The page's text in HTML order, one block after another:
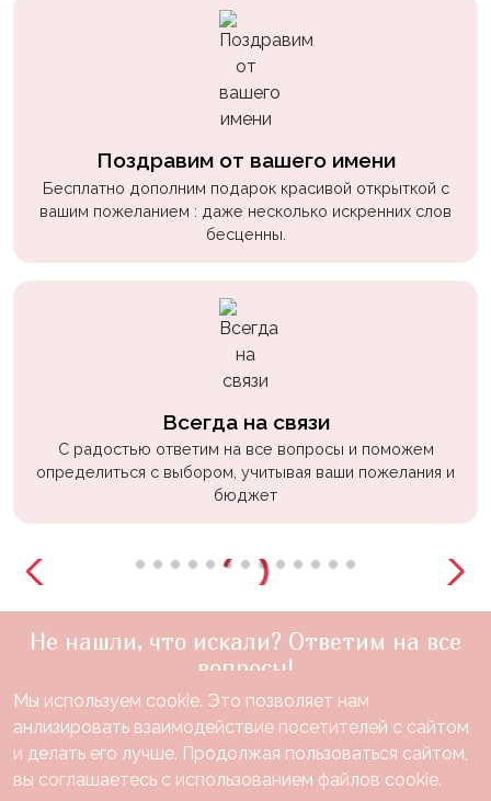
Поздравим от вашего имени
Бесплатно дополним подарок красивой открыткой с
вашим пожеланием : даже несколько искренних слов
бесценны.
Всегда на связи
С радостью ответим на все вопросы и поможем
определиться с выбором, учитывая ваши пожелания и
бюджет
Не нашли, что искали? Ответим на все
вопросы!
+7(910)888-48-60
звонок по России бесплатный
Нужна консультация?
Мы используем cookie. Это позволяет нам
анлизировать взаимодействие посетителей с сайтом
и делать его лучше. Продолжая пользоваться сайтом,
вы соглашаетесь с использованием файлов cookie.